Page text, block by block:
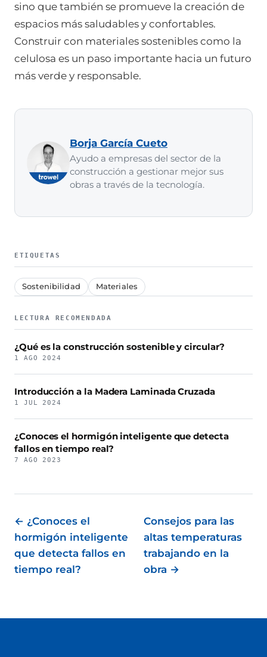
sino que también se promueve la creación de
espacios más saludables y confortables.
Construir con materiales sostenibles como la
celulosa es un paso importante hacia un futuro
más verde y responsable.
Borja García Cueto
Ayudo a empresas del sector de la
construcción a gestionar mejor sus
obras a través de la tecnología.
ETIQUETAS
Sostenibilidad Materiales
LECTURA RECOMENDADA
¿Qué es la construcción sostenible y circular?
1 AGO 2024
Introducción a la Madera Laminada Cruzada
1 JUL 2024
¿Conoces el hormigón inteligente que detecta
fallos en tiempo real?
7 AGO 2023
← ¿Conoces el
hormigón inteligente
que detecta fallos en
tiempo real?
Consejos para las
altas temperaturas
trabajando en la
obra →